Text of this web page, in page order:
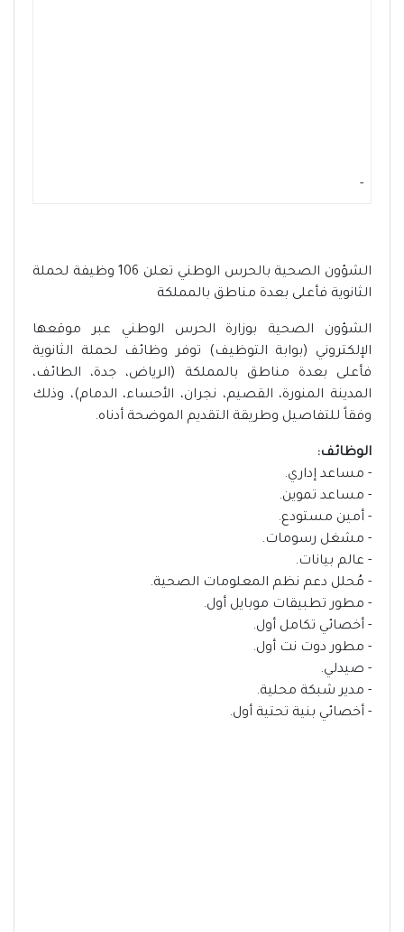
-
الشؤون الصحية بالحرس الوطني تعلن 106 وظيفة لحملة
الثانوية فأعلى بعدة مناطق بالمملكة
الشؤون الصحية بوزارة الحرس الوطني عبر موقعها
الإلكتروني (بوابة التوظيف) توفر وظائف لحملة الثانوية
فأعلى بعدة مناطق بالمملكة (الرياض، جدة، الطائف،
المدينة المنورة، القصيم، نجران، الأحساء، الدمام)، وذلك
وفقاً للتفاصيل وطريقة التقديم الموضحة أدناه.
الوظائف:
- مساعد إداري.
- مساعد تموين.
- أمين مستودع.
- مشغل رسومات.
- عالم بيانات.
- مُحلل دعم نظم المعلومات الصحية.
- مطور تطبيقات موبايل أول.
- أخصائي تكامل أول.
- مطور دوت نت أول.
- صيدلي.
- مدير شبكة محلية.
- أخصائي بنية تحتية أول.